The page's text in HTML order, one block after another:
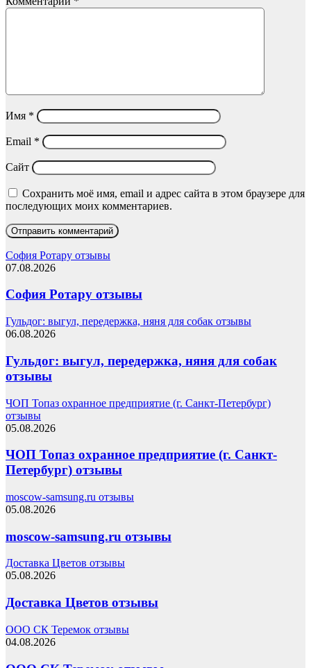
Имя *
Email *
Сайт
Сохранить моё имя, email и адрес сайта в этом браузере для
последующих моих комментариев.
София Ротару отзывы
07.08.2026
София Ротару отзывы
Гульдог: выгул, передержка, няня для собак отзывы
06.08.2026
Гульдог: выгул, передержка, няня для собак
отзывы
ЧОП Топаз охранное предприятие (г. Санкт-Петербург)
отзывы
05.08.2026
ЧОП Топаз охранное предприятие (г. Санкт-
Петербург) отзывы
moscow-samsung.ru отзывы
05.08.2026
moscow-samsung.ru отзывы
Доставка Цветов отзывы
05.08.2026
Доставка Цветов отзывы
ООО СК Теремок отзывы
04.08.2026